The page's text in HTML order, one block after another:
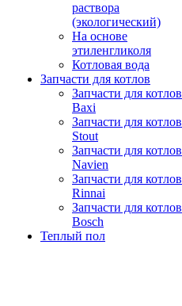
раствора
(экологический)
На основе
этиленгликоля
Котловая вода
Запчасти для котлов
Запчасти для котлов
Baxi
Запчасти для котлов
Stout
Запчасти для котлов
Navien
Запчасти для котлов
Rinnai
Запчасти для котлов
Bosch
Теплый пол